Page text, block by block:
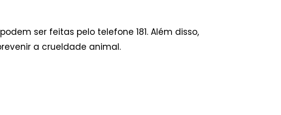
ser feitas pelo telefone 181. Além disso,
a crueldade animal.